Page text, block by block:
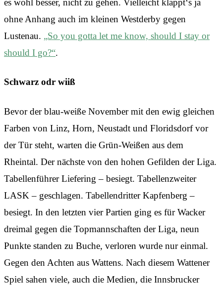
ohne Anhang auch im kleinen Westderby gegen
Lustenau. „So you gotta let me know, should I stay or
should I go?“.
Schwarz odr wiiß
Bevor der blau-weiße November mit den ewig gleichen
Farben von Linz, Horn, Neustadt und Floridsdorf vor
der Tür steht, warten die Grün-Weißen aus dem
Rheintal. Der nächste von den hohen Gefilden der Liga.
Tabellenführer Liefering – besiegt. Tabellenzweiter
LASK – geschlagen. Tabellendritter Kapfenberg –
besiegt. In den letzten vier Partien ging es für Wacker
dreimal gegen die Topmannschaften der Liga, neun
Punkte standen zu Buche, verloren wurde nur einmal.
Gegen den Achten aus Wattens. Nach diesem Wattener
Spiel sahen viele, auch die Medien, die Innsbrucker